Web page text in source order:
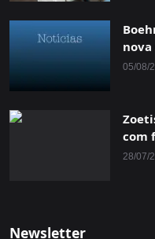
nova
05/08/
com
28/07/
Newsletter